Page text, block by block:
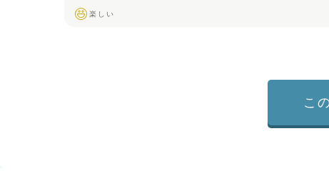
楽しい
こ